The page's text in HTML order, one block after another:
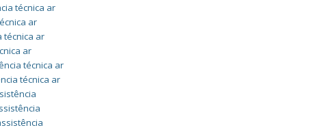
técnica ar
ar
técnica ar
ar
técnica ar
técnica ar